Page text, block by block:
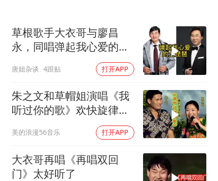
“不建议大家买深色蛋糕”
985博士后被曝在妻子孕期出轨后续
如何把百年大党建设得更加坚强有力？
草根歌手大衣哥与廖昌
永，同唱弹起我心爱的土
唐姐杂谈 4跟贴 打开APP
朱之文和草帽姐演唱《我
听过你的歌》欢快旋律甜
美的浪漫56音乐 打开APP
大衣哥再唱《再唱双回
门》太好听了